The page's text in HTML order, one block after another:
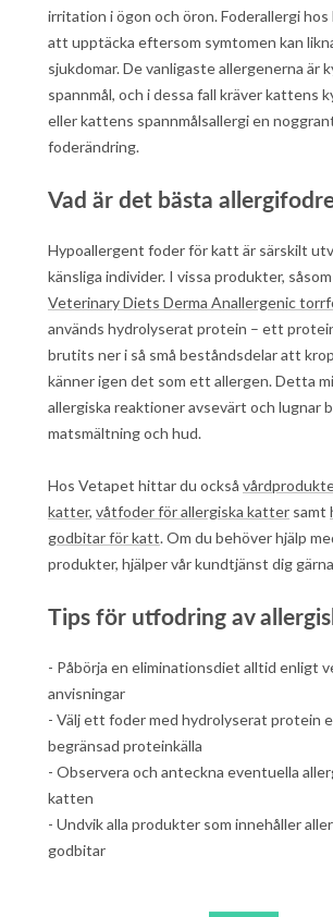
irritation i ögon och öron. Foderallergi
att upptäcka eftersom symtomen kan
sjukdomar. De vanligaste allergenerna är
spannmål, och i dessa fall kräver kattens
eller kattens spannmålsallergi en
foderändring.
Vad är det bästa
Hypoallergent foder för katt är särskilt
känsliga individer. I vissa produkter, såsom
Veterinary Diets Derma Anallergenic
används hydrolyserat protein – ett
brutits ner i så små beståndsdelar att
känner igen det som ett allergen. Detta
allergiska reaktioner avsevärt och lugnar
matsmältning och hud.
Hos Vetapet hittar du också
katter, våtfoder för allergiska katter samt
godbitar för katt. Om du behöver hjälp
produkter, hjälper vår kundtjänst dig
Tips för utfodring av
- Påbörja en eliminationsdiet alltid enligt
anvisningar
- Välj ett foder med hydrolyserat protein
begränsad proteinkälla
- Observera och anteckna eventuella
katten
- Undvik alla produkter som innehåller
godbitar